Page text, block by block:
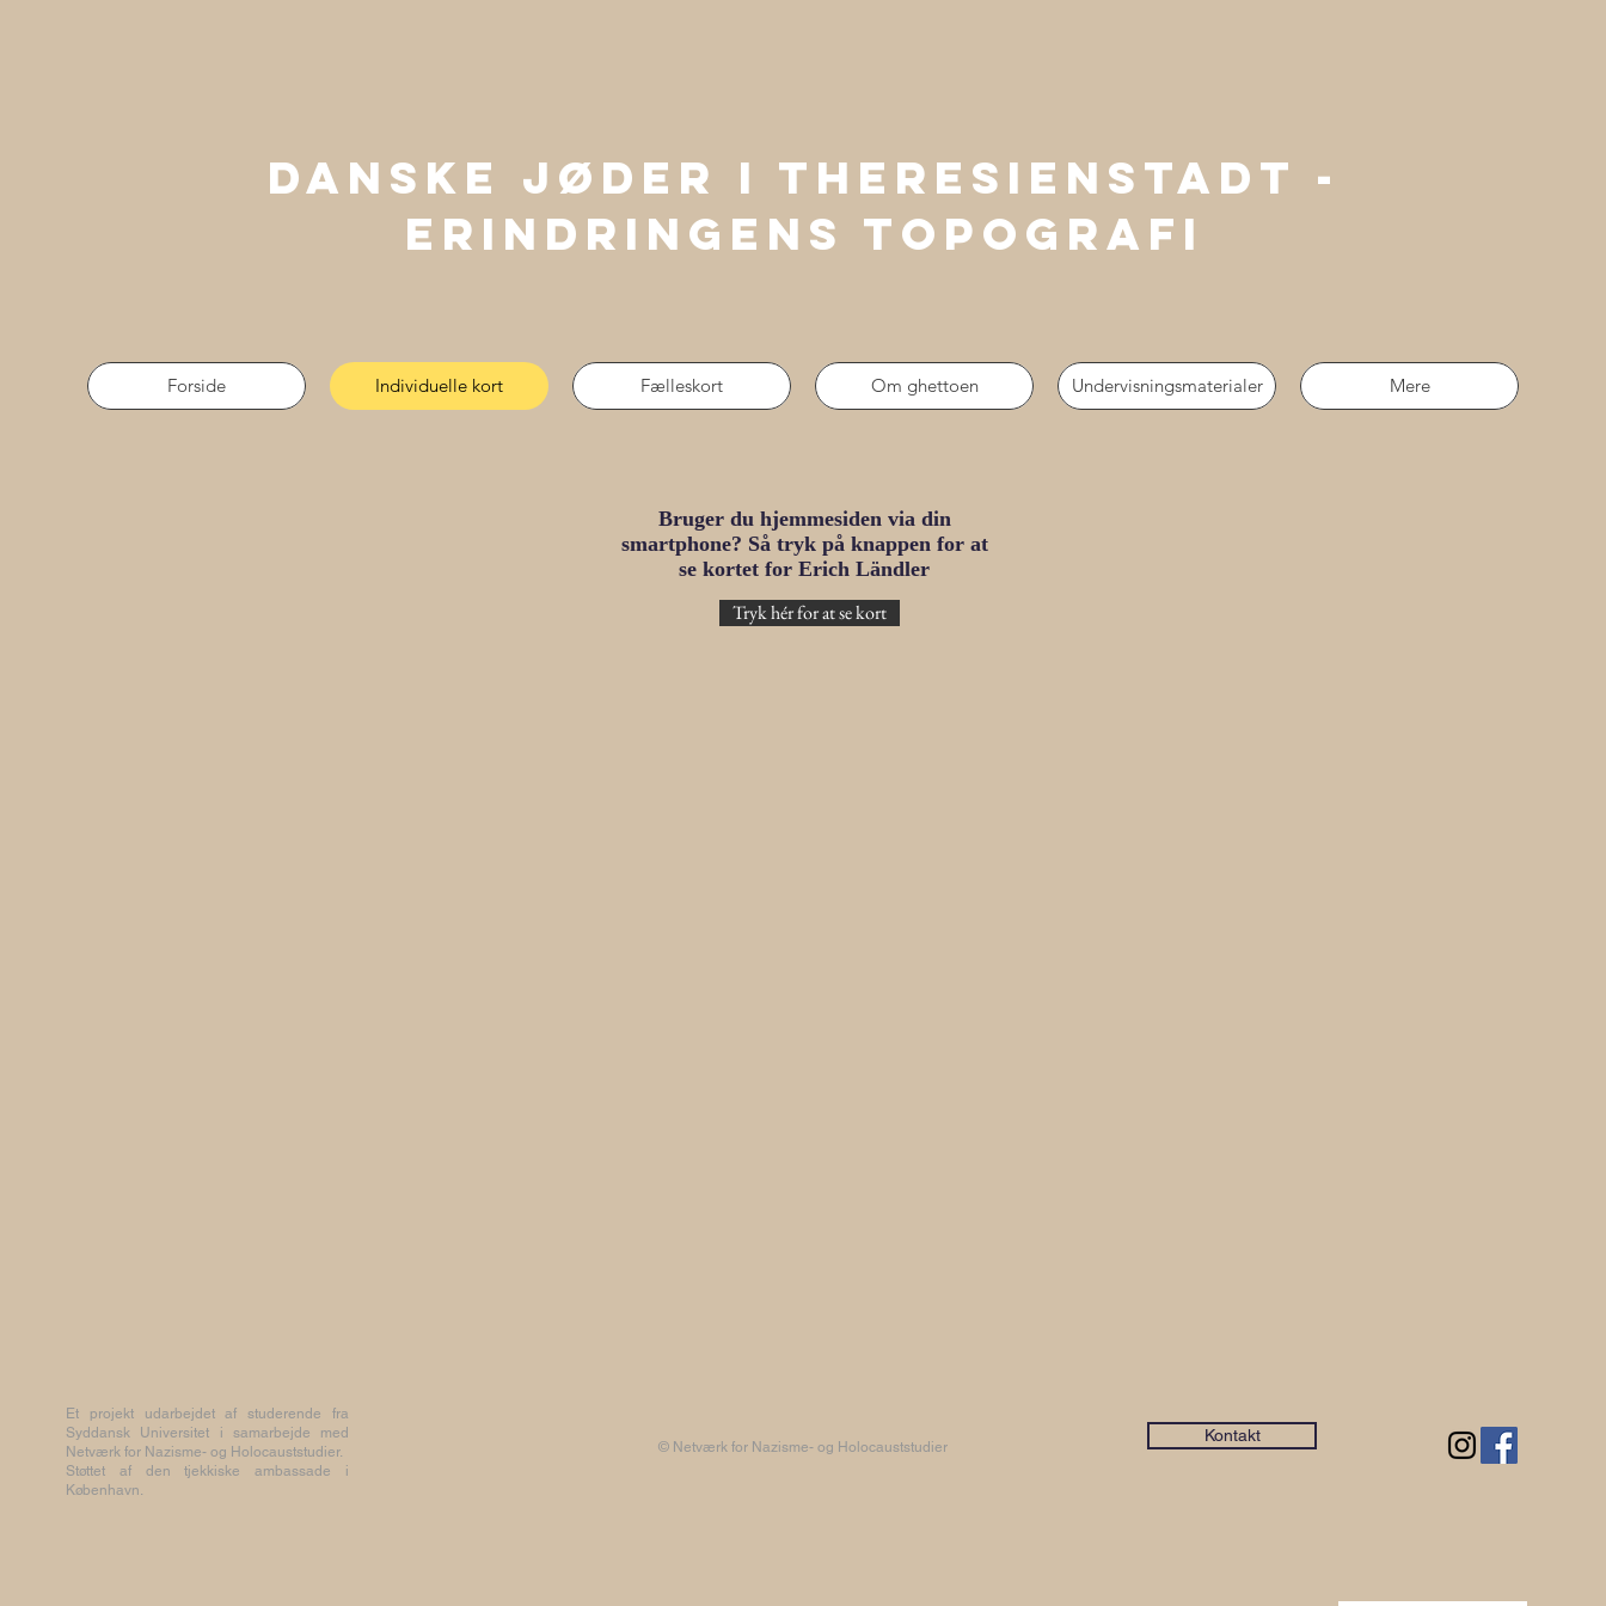
Danske jøder i Theresienstadt -
Erindringens Topografi
Forside Individuelle kort Fælleskort Om ghettoen Undervisningsmaterialer Mere
Bruger du hjemmesiden via din
smartphone? Så tryk på knappen for at
se kortet for Erich Ländler
Tryk hér for at se kort
Et projekt udarbejdet af studerende fra
Syddansk Universitet i samarbejde med
Netværk for Nazisme- og Holocauststudier.
Støttet af den tjekkiske ambassade i
København.
© Netværk for Nazisme- og Holocauststudier
Kontakt